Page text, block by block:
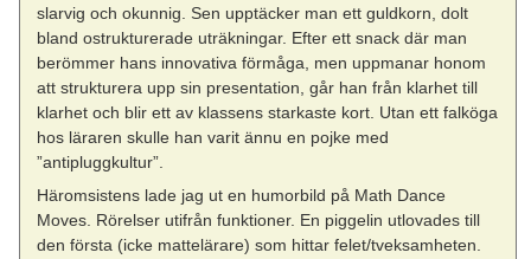
slarvig och okunnig. Sen upptäcker man ett guldkorn, dolt
bland ostrukturerade uträkningar. Efter ett snack där man
berömmer hans innovativa förmåga, men uppmanar honom
att strukturera upp sin presentation, går han från klarhet till
klarhet och blir ett av klassens starkaste kort. Utan ett falköga
hos läraren skulle han varit ännu en pojke med
”antipluggkultur”.
Häromsistens lade jag ut en humorbild på Math Dance
Moves. Rörelser utifrån funktioner. En piggelin utlovades till
den första (icke mattelärare) som hittar felet/tveksamheten.